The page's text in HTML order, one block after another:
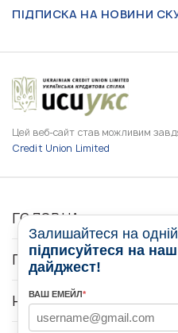
ПІДПИСКА НА НОВИНИ
Цей веб-сайт став можливим
Credit Union Limited
ГОЛОВНА
ПРО НАС
НОВИНИ
Залишайтеся на
підписуйтеся на
дайджест!
ВАШ ЕМЕЙЛ*